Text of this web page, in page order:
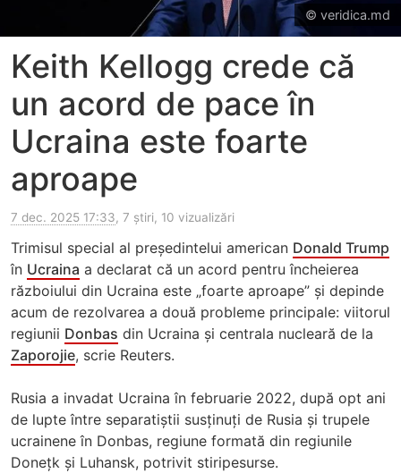
© veridica.md
Keith Kellogg crede că
un acord de pace în
Ucraina este foarte
aproape
7 dec. 2025 17:33, 7 știri, 10 vizualizări
Trimisul special al președintelui american Donald Trump
în Ucraina a declarat că un acord pentru încheierea
războiului din Ucraina este „foarte aproape” și depinde
acum de rezolvarea a două probleme principale: viitorul
regiunii Donbas din Ucraina și centrala nucleară de la
Zaporojie, scrie Reuters.
Rusia a invadat Ucraina în februarie 2022, după opt ani
de lupte între separatiștii susținuți de Rusia și trupele
ucrainene în Donbas, regiune formată din regiunile
Donețk și Luhansk, potrivit stiripesurse.